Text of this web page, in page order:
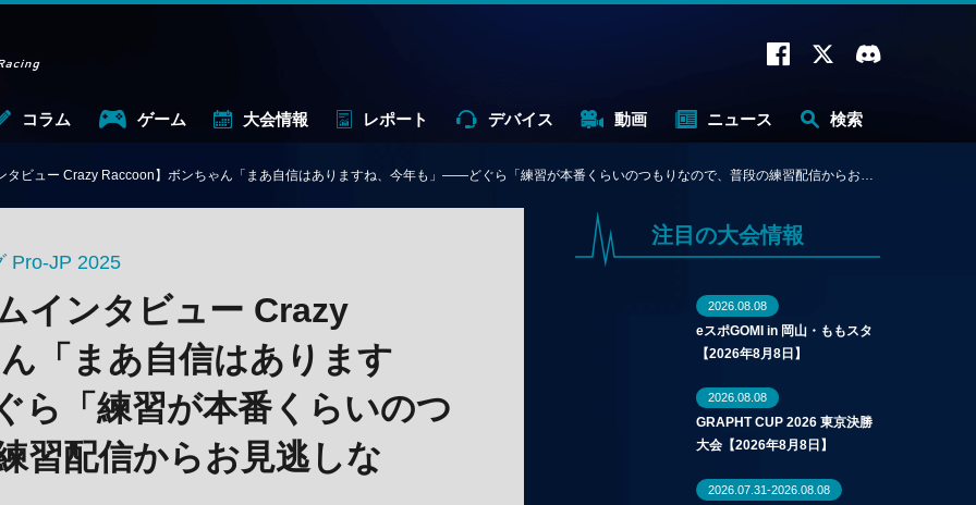
コラム ゲーム 大会情報 レポート デバイス 動画 ニュース 検索
ビュー Crazy Raccoon】ボンちゃん「まあ自信はありますね、今年も」——どぐら「練習が本番くらいのつもりなので、普段の練習配信からお見逃しなく！」
Pro-JP 2025
インタビュー Crazy
「まあ自信はあります
「練習が本番くらいのつ
習配信からお見逃しな
注目の大会情報
2026.08.08
eスポGOMI in 岡山・ももスタ
【2026年8月8日】
2026.08.08
GRAPHT CUP 2026 東京決勝
大会【2026年8月8日】
2026.07.31-2026.08.08